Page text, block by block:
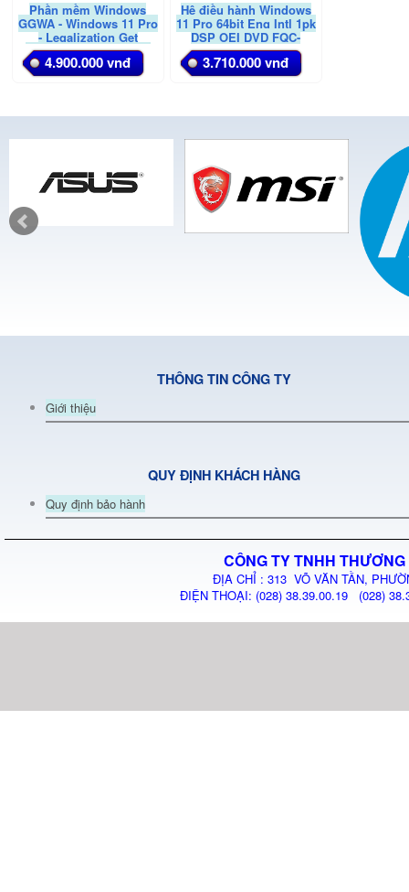
Phần mềm Windows
GGWA - Windows 11 Pro
- Legalization Get
Genuine (BẢN DOANH
NGHIỆP)
4.900.000 vnđ
Hệ điều hành Windows
11 Pro 64bit Eng Intl 1pk
DSP OEI DVD FQC-
10528 (DVD & Key)
3.710.000 vnđ
THÔNG TIN CÔNG TY
Giới thiệu
QUY ĐỊNH KHÁCH HÀNG
Quy định bảo hành
CÔNG TY TNHH
ĐỊA CHỈ : 313 VÕ VĂN TẦN,
ĐIỆN THOẠI: (028) 38.39.00.19 (028)